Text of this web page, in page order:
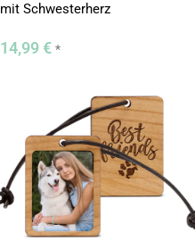
mit Schwesterherz
14,99 € *